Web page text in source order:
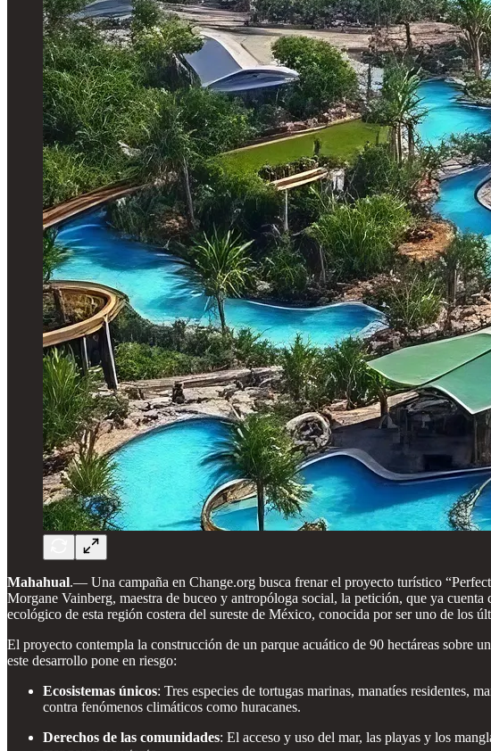
Mahahual.— Una campaña en Change.org busca frenar el proyecto turístico
Morgane Vainberg, maestra de buceo y antropóloga social, la petición, que ya
ecológico de esta región costera del sureste de México, conocida por ser uno de los
El proyecto contempla la construcción de un parque acuático de 90 hectáreas sobre
este desarrollo pone en riesgo:
Ecosistemas únicos: Tres especies de tortugas marinas, manatíes residentes,
contra fenómenos climáticos como huracanes.
Derechos de las comunidades: El acceso y uso del mar, las playas y los